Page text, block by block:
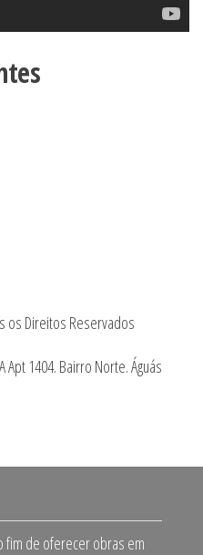
os Direitos Reservados
Apt 1404. Bairro Norte. Águás
fim de oferecer obras em